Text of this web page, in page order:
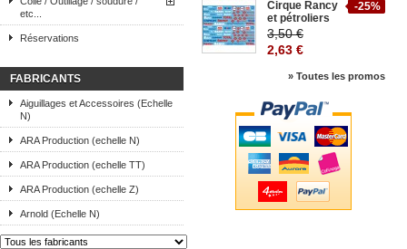
etc...
Réservations
FABRICANTS
Aiguillages et Accessoires (Echelle
N)
ARA Production (echelle N)
ARA Production (echelle TT)
ARA Production (echelle Z)
Arnold (Echelle N)
-25%
Cirque Rancy
et pétroliers
3,50 €
2,63 €
» Toutes les promos